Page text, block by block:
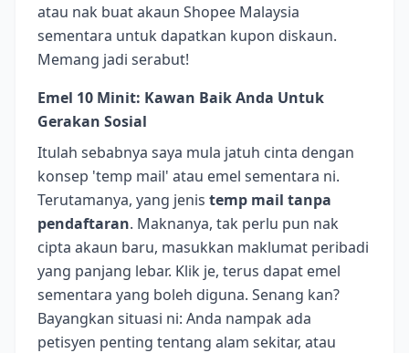
atau nak buat akaun Shopee Malaysia
sementara untuk dapatkan kupon diskaun.
Memang jadi serabut!
Emel 10 Minit: Kawan Baik Anda Untuk
Gerakan Sosial
Itulah sebabnya saya mula jatuh cinta dengan
konsep 'temp mail' atau emel sementara ni.
Terutamanya, yang jenis temp mail tanpa
pendaftaran. Maknanya, tak perlu pun nak
cipta akaun baru, masukkan maklumat peribadi
yang panjang lebar. Klik je, terus dapat emel
sementara yang boleh diguna. Senang kan?
Bayangkan situasi ni: Anda nampak ada
petisyen penting tentang alam sekitar, atau